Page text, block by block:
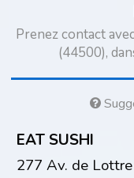
Prenez contact
(44500),
EAT SUSHI
277 Av. de